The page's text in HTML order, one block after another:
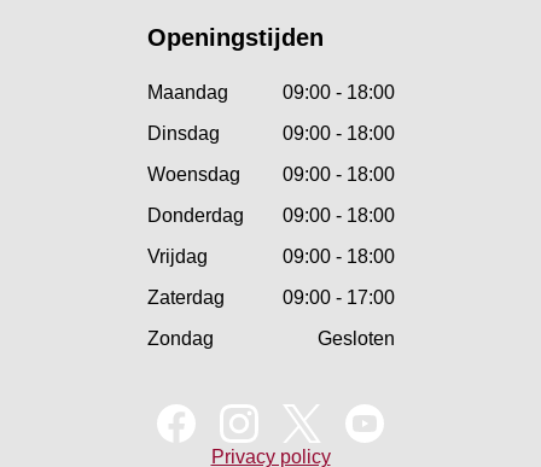
Openingstijden
Maandag
09:00 - 18:00
Dinsdag
09:00 - 18:00
Woensdag
09:00 - 18:00
Donderdag
09:00 - 18:00
Vrijdag
09:00 - 18:00
Zaterdag
09:00 - 17:00
Zondag
Gesloten
Privacy policy